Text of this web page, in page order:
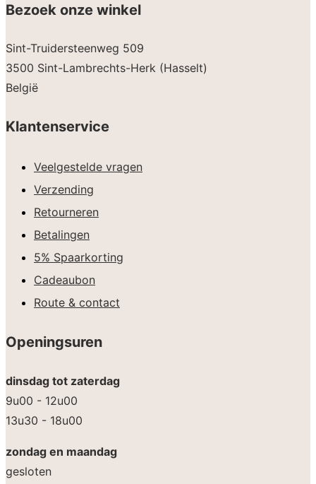
Bezoek onze winkel
Sint-Truidersteenweg 509
3500 Sint-Lambrechts-Herk (Hasselt)
België
Klantenservice
Veelgestelde vragen
Verzending
Retourneren
Betalingen
5% Spaarkorting
Cadeaubon
Route & contact
Openingsuren
dinsdag tot zaterdag
9u00 - 12u00
13u30 - 18u00
zondag en maandag
gesloten